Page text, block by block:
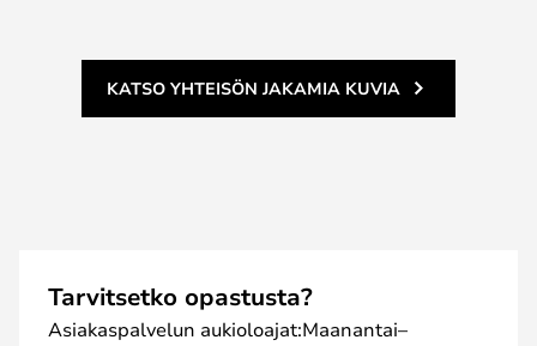
KATSO YHTEISÖN JAKAMIA KUVIA
Tarvitsetko opastusta?
Asiakaspalvelun aukioloajat:Maanantai–